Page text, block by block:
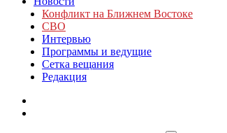
Конфликт на Ближнем Востоке
СВО
Интервью
Программы и ведущие
Сетка вещания
Редакция